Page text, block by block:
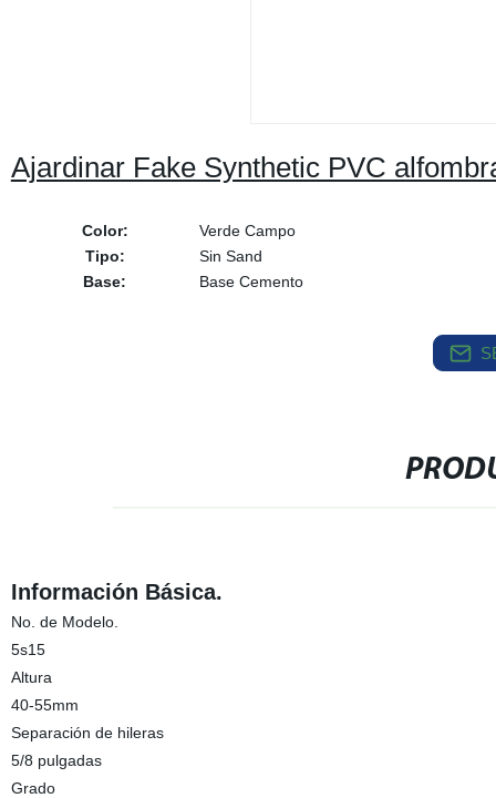
Ajardinar Fake Synthetic PVC
Color:
Verde Campo
Tipo:
Sin Sand
Base:
Base Cemento
Información Básica.
No. de Modelo.
5s15
Altura
40-55mm
Separación de hileras
5/8 pulgadas
Grado